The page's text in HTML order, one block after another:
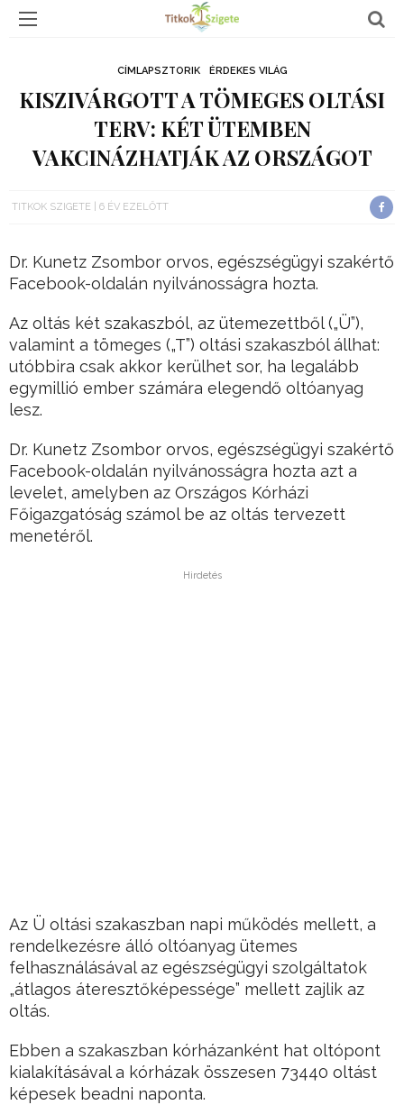
CÍMLAPSZTORIK ÉRDEKES VILÁG
KISZIVÁRGOTT A TÖMEGES OLTÁSI
TERV: KÉT ÜTEMBEN
VAKCINÁZHATJÁK AZ ORSZÁGOT
TITKOK SZIGETE 6 ÉV EZELŐTT
Dr. Kunetz Zsombor orvos, egészségügyi szakértő
Facebook-oldalán nyilvánosságra hozta.
Az oltás két szakaszból, az ütemezettből („Ü”),
valamint a tömeges („T”) oltási szakaszból állhat:
utóbbira csak akkor kerülhet sor, ha legalább
egymillió ember számára elegendő oltóanyag
lesz.
Dr. Kunetz Zsombor orvos, egészségügyi szakértő
Facebook-oldalán nyilvánosságra hozta azt a
levelet, amelyben az Országos Kórházi
Főigazgatóság számol be az oltás tervezett
menetéről.
Hirdetés
Az Ü oltási szakaszban napi működés mellett, a
rendelkezésre álló oltóanyag ütemes
felhasználásával az egészségügyi szolgáltatok
„átlagos áteresztőképessége” mellett zajlik az
oltás.
Ebben a szakaszban kórházanként hat oltópont
kialakításával a kórházak összesen 73440 oltást
képesek beadni naponta.